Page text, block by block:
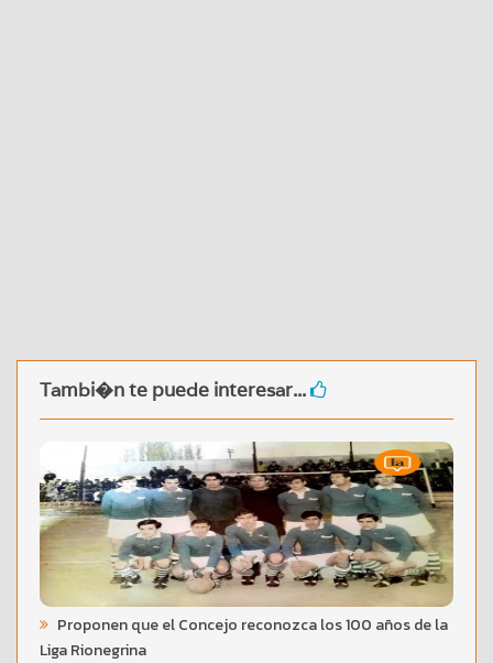
Tambi�n te puede interesar...
Proponen que el Concejo reconozca los 100 años de la
Liga Rionegrina